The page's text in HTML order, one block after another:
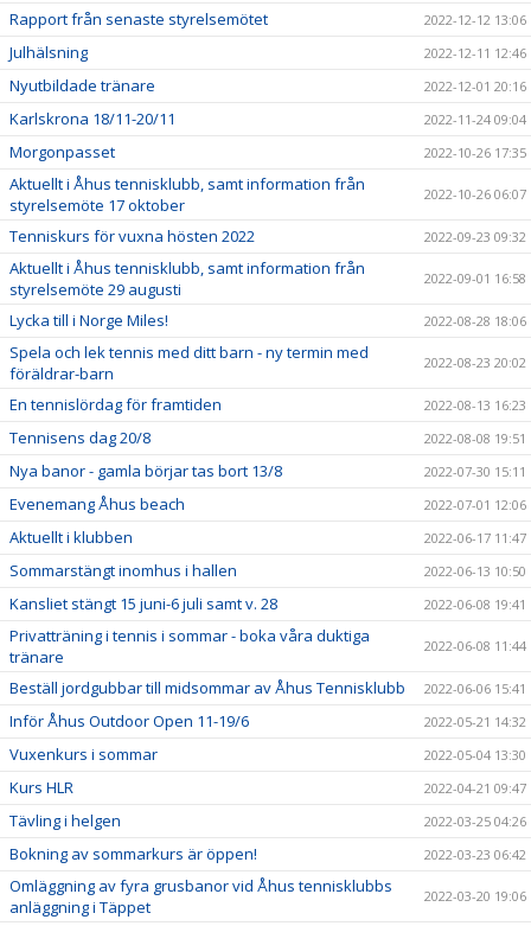
Rapport från senaste styrelsemötet 2022-12-12 13:06
Julhälsning 2022-12-11 12:46
Nyutbildade tränare 2022-12-01 20:16
Karlskrona 18/11-20/11 2022-11-24 09:04
Morgonpasset 2022-10-26 17:35
Aktuellt i Åhus tennisklubb, samt information från
styrelsemöte 17 oktober
2022-10-26 06:07
Tenniskurs för vuxna hösten 2022 2022-09-23 09:32
Aktuellt i Åhus tennisklubb, samt information från
styrelsemöte 29 augusti
2022-09-01 16:58
Lycka till i Norge Miles! 2022-08-28 18:06
Spela och lek tennis med ditt barn - ny termin med
föräldrar-barn
2022-08-23 20:02
En tennislördag för framtiden 2022-08-13 16:23
Tennisens dag 20/8 2022-08-08 19:51
Nya banor - gamla börjar tas bort 13/8 2022-07-30 15:11
Evenemang Åhus beach 2022-07-01 12:06
Aktuellt i klubben 2022-06-17 11:47
Sommarstängt inomhus i hallen 2022-06-13 10:50
Kansliet stängt 15 juni-6 juli samt v. 28 2022-06-08 19:41
Privatträning i tennis i sommar - boka våra duktiga
tränare
2022-06-08 11:44
Beställ jordgubbar till midsommar av Åhus Tennisklubb 2022-06-06 15:41
Inför Åhus Outdoor Open 11-19/6 2022-05-21 14:32
Vuxenkurs i sommar 2022-05-04 13:30
Kurs HLR 2022-04-21 09:47
Tävling i helgen 2022-03-25 04:26
Bokning av sommarkurs är öppen! 2022-03-23 06:42
Omläggning av fyra grusbanor vid Åhus tennisklubbs
anläggning i Täppet
2022-03-20 19:06